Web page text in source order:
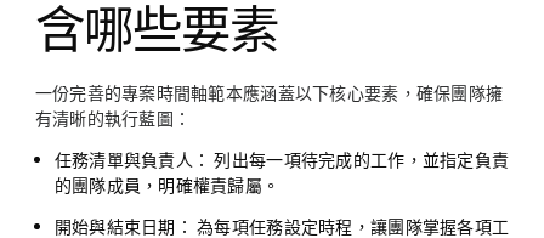
含哪些要素
一份完善的專案時間軸範本應涵蓋以下核心要素，確保團隊擁
有清晰的執行藍圖：
任務清單與負責人： 列出每一項待完成的工作，並指定負責
的團隊成員，明確權責歸屬。
開始與結束日期： 為每項任務設定時程，讓團隊掌握各項工